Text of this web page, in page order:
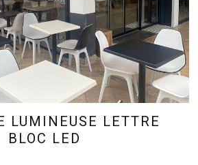
LUMINEUSE LETTRE
BLOC LED